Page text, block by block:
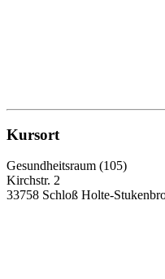
Kursort
Gesundheitsraum (105)
Kirchstr. 2
33758 Schloß Holte-